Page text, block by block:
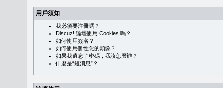
用戶須知
我必須要注冊嗎？
Discuz! 論壇使用 Cookies 嗎？
如何使用簽名？
如何使用個性化的頭像？
如果我遺忘了密碼，我該怎麼辦？
什麼是“短消息”？